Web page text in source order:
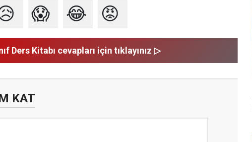
😱 😂 😡
Ders Kitabı cevapları için tıklayınız ▷
KAT